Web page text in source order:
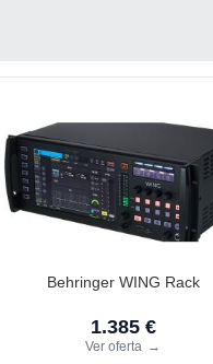
Behringer WING Rack
1.385 €
Ver oferta →